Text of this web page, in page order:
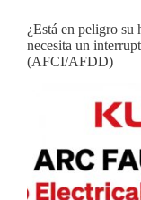
¿Está en peligro su
necesita un
(AFCI/AFDD)